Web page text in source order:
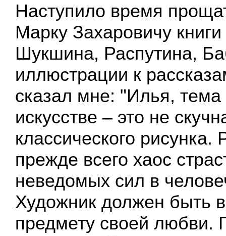
Наступило время
Марку Захаровичу
Шукшина, Распутина,
иллюстрации к
сказал мне: "Илья,
искусстве – это не
классического
прежде всего хаос
неведомых сил в
Художник должен быть
предмету своей любви.